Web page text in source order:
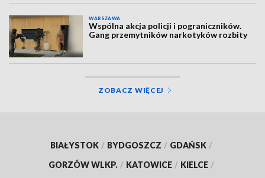
WARSZAWA
Wspólna akcja policji i pograniczników.
Gang przemytników narkotyków rozbity
ZOBACZ WIĘCEJ
BIAŁYSTOK / BYDGOSZCZ / GDAŃSK /
GORZÓW WLKP. / KATOWICE / KIELCE /